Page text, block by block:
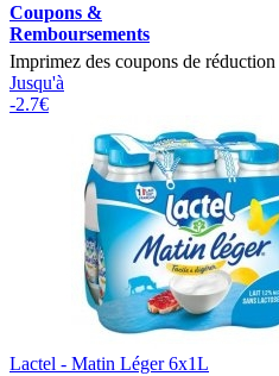
Coupons &
Remboursements
Imprimez des coupons de réduction
Jusqu'à
-2.7€
Lactel - Matin Léger 6x1L